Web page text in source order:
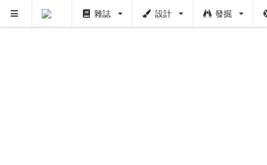
雜誌 設計 發掘